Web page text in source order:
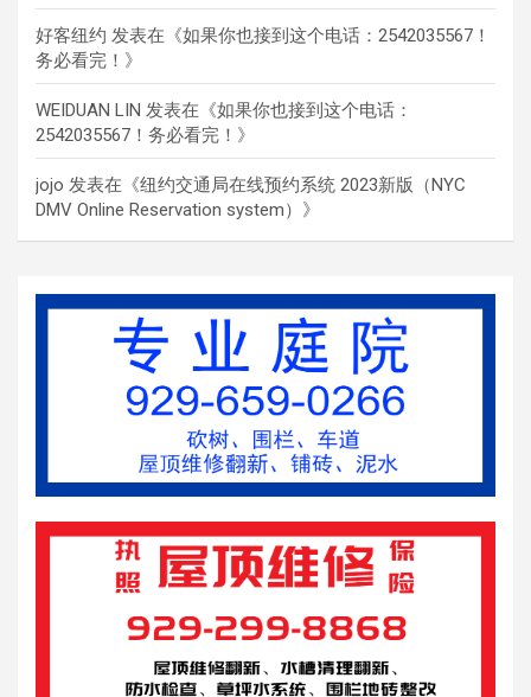
好客纽约 发表在《如果你也接到这个电话：2542035567！
务必看完！ 》
WEIDUAN LIN 发表在《如果你也接到这个电话：
2542035567！务必看完！ 》
jojo 发表在《纽约交通局在线预约系统 2023新版（NYC
DMV Online Reservation system） 》